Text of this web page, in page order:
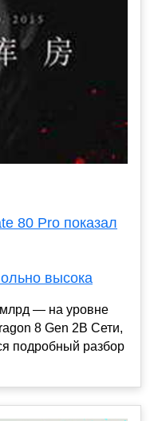
80 Pro показал
высока
— на уровне
8 Gen 2В Сети,
подробный разбор